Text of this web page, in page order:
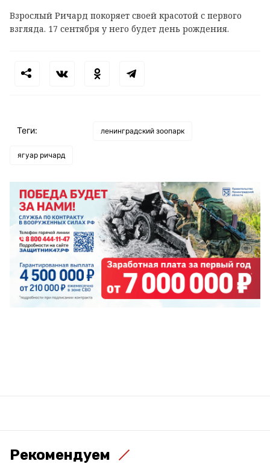
Взрослый Ричард покоряет своей красотой с первого
взгляда. 17 сентября у него будет день рождения.
Теги: ленинградский зоопарк
ягуар ричард
Рекомендуем